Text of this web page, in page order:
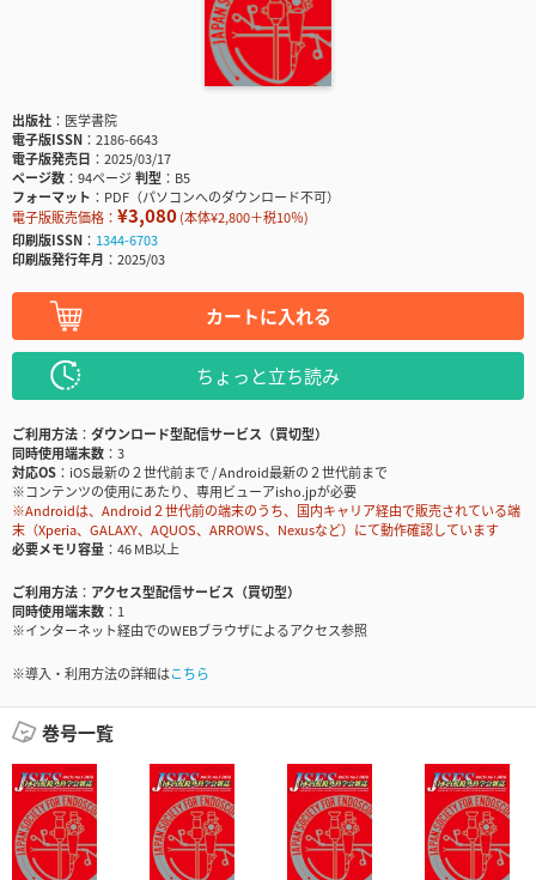
出版社
医学書院
電子版ISSN
2186-6643
電子版発売日
2025/03/17
ページ数
94ページ判型
B5
フォーマット
PDF（パソコンへのダウンロード不可）
電子版販売価格： ¥3,080(本体¥2,800＋税10％)
印刷版ISSN
1344-6703
印刷版発行年月
2025/03
カートに入れる
ちょっと立ち読み
ご利用方法
ダウンロード型配信サービス（買切型）
同時使用端末数
3
対応OS
iOS最新の２世代前まで / Android最新の２世代前まで
※コンテンツの使用にあたり、専用ビューアisho.jpが必要
※Androidは、Android２世代前の端末のうち、国内キャリア経由で販売されている端
末（Xperia、GALAXY、AQUOS、ARROWS、Nexusなど）にて動作確認しています
必要メモリ容量
46 MB以上
ご利用方法
アクセス型配信サービス（買切型）
同時使用端末数
1
※インターネット経由でのWEBブラウザによるアクセス参照
※導入・利用方法の詳細はこちら
巻号一覧